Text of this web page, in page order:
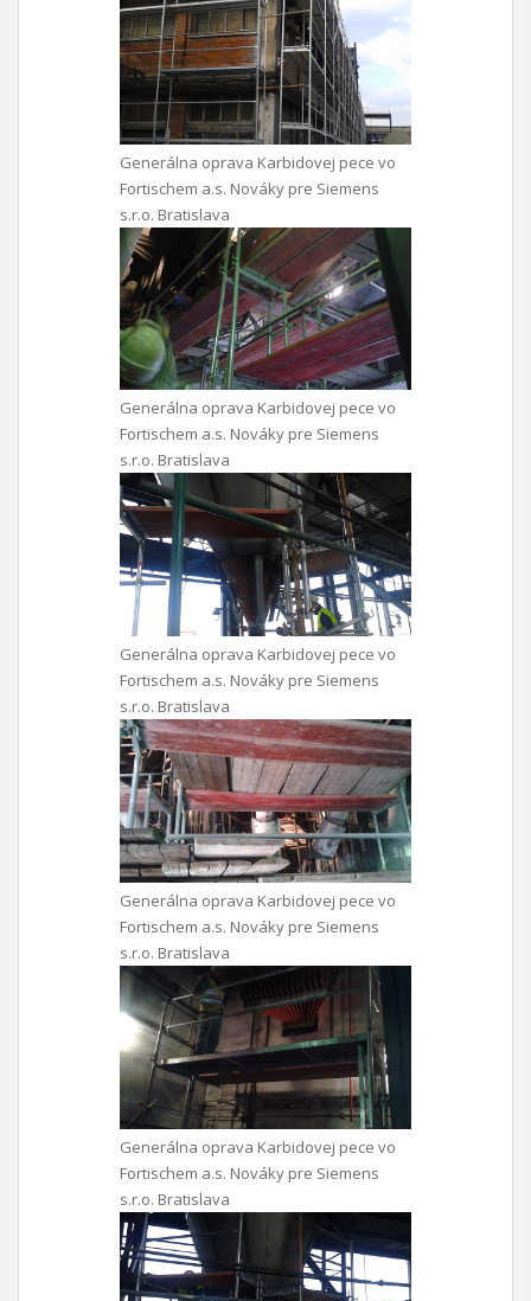
Generálna oprava Karbidovej pece vo
Fortischem a.s. Nováky pre Siemens
s.r.o. Bratislava
Generálna oprava Karbidovej pece vo
Fortischem a.s. Nováky pre Siemens
s.r.o. Bratislava
Generálna oprava Karbidovej pece vo
Fortischem a.s. Nováky pre Siemens
s.r.o. Bratislava
Generálna oprava Karbidovej pece vo
Fortischem a.s. Nováky pre Siemens
s.r.o. Bratislava
Generálna oprava Karbidovej pece vo
Fortischem a.s. Nováky pre Siemens
s.r.o. Bratislava